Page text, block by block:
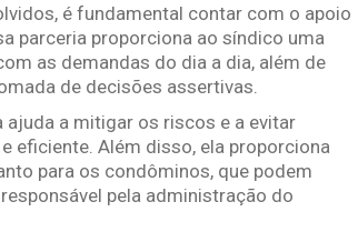
é fundamental contar com o apoio
parceria proporciona ao síndico uma
as demandas do dia a dia, além de
de decisões assertivas.
a mitigar os riscos e a evitar
eficiente. Além disso, ela proporciona
para os condôminos, que podem
pela administração do